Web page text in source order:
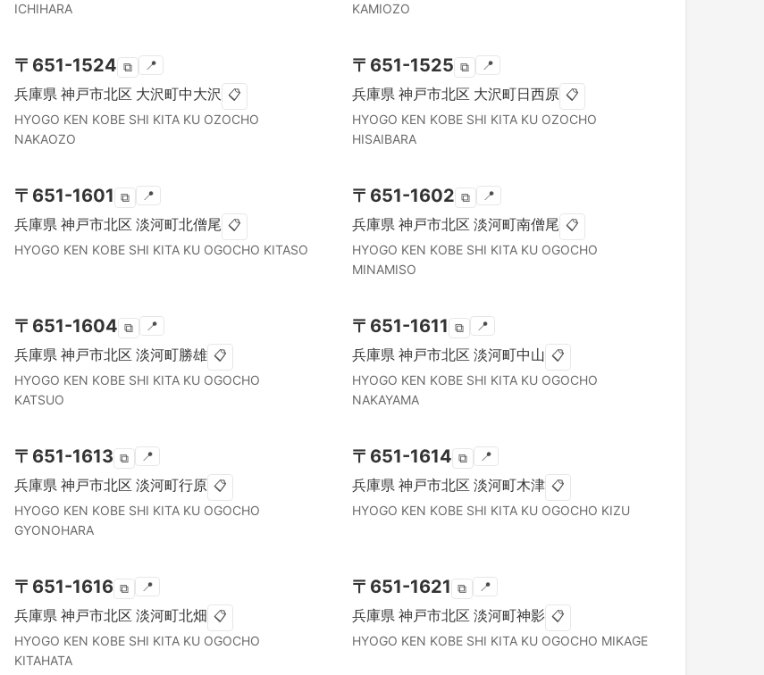
ICHIHARA
KAMIOZO
〒 651-1524 ⧉ 📍
兵庫県 神戸市北区 大沢町中大沢 📋
HYOGO KEN KOBE SHI KITA KU OZOCHO
NAKAOZO
〒 651-1525 ⧉ 📍
兵庫県 神戸市北区 大沢町日西原 📋
HYOGO KEN KOBE SHI KITA KU OZOCHO
HISAIBARA
〒 651-1601 ⧉ 📍
兵庫県 神戸市北区 淡河町北僧尾 📋
HYOGO KEN KOBE SHI KITA KU OGOCHO KITASO
〒 651-1602 ⧉ 📍
兵庫県 神戸市北区 淡河町南僧尾 📋
HYOGO KEN KOBE SHI KITA KU OGOCHO
MINAMISO
〒 651-1604 ⧉ 📍
兵庫県 神戸市北区 淡河町勝雄 📋
HYOGO KEN KOBE SHI KITA KU OGOCHO
KATSUO
〒 651-1611 ⧉ 📍
兵庫県 神戸市北区 淡河町中山 📋
HYOGO KEN KOBE SHI KITA KU OGOCHO
NAKAYAMA
〒 651-1613 ⧉ 📍
兵庫県 神戸市北区 淡河町行原 📋
HYOGO KEN KOBE SHI KITA KU OGOCHO
GYONOHARA
〒 651-1614 ⧉ 📍
兵庫県 神戸市北区 淡河町木津 📋
HYOGO KEN KOBE SHI KITA KU OGOCHO KIZU
〒 651-1616 ⧉ 📍
兵庫県 神戸市北区 淡河町北畑 📋
HYOGO KEN KOBE SHI KITA KU OGOCHO
KITAHATA
〒 651-1621 ⧉ 📍
兵庫県 神戸市北区 淡河町神影 📋
HYOGO KEN KOBE SHI KITA KU OGOCHO MIKAGE